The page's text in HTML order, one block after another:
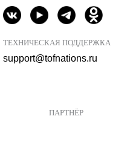
ТЕХНИЧЕСКАЯ ПОДДЕРЖКА
support@tofnations.ru
ПАРТНЁР